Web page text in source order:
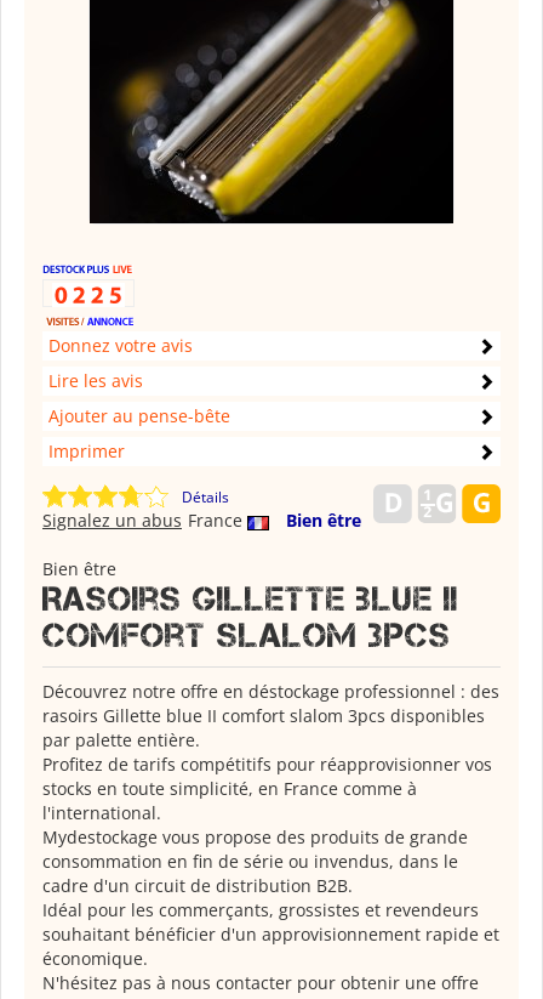
Donnez votre avis
Lire les avis
Ajouter au pense-bête
Imprimer
Détails
France Bien être
Signalez un abus
Bien être
Rasoirs Gillette blue II
comfort slalom 3pcs
Découvrez notre offre en déstockage professionnel : des
rasoirs Gillette blue II comfort slalom 3pcs disponibles
par palette entière.
Profitez de tarifs compétitifs pour réapprovisionner vos
stocks en toute simplicité, en France comme à
l'international.
Mydestockage vous propose des produits de grande
consommation en fin de série ou invendus, dans le
cadre d'un circuit de distribution B2B.
Idéal pour les commerçants, grossistes et revendeurs
souhaitant bénéficier d'un approvisionnement rapide et
économique.
N'hésitez pas à nous contacter pour obtenir une offre